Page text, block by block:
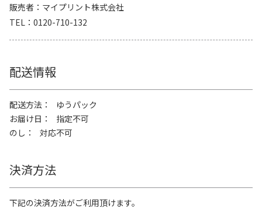
販売者
マイプリント株式会社
TEL
0120-710-132
配送情報
配送方法
ゆうパック
お届け日
指定不可
のし
対応不可
決済方法
下記の決済方法がご利用頂けます。